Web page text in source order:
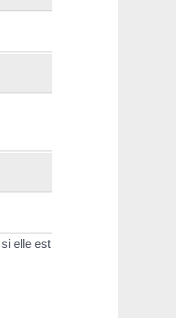
elle est